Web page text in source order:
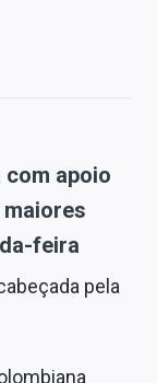
com apoio
feira
pela